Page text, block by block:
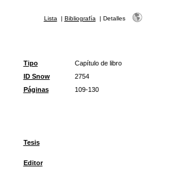
Lista | Bibliografía | Detalles
Tipo
Capítulo de libro
ID Snow
2754
Páginas
109-130
Tesis
Editor